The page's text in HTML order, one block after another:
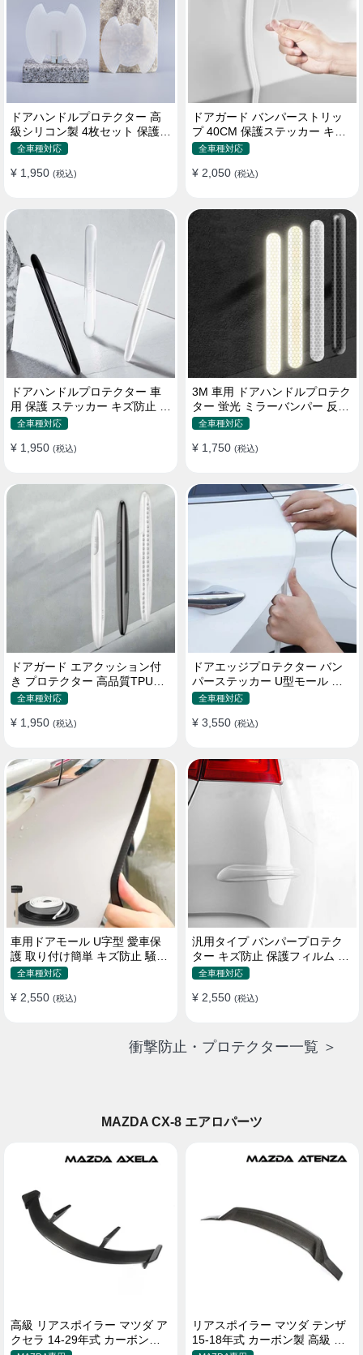
ドアハンドルプロテクター 高
級シリコン製 4枚セット 保護フ
ィルム キズ防止 全車種
全車種対応
¥ 1,950 (税込)
ドアガード バンパーストリッ
プ 40CM 保護ステッカー キズ
防止 プロテクターシール
全車種対応
¥ 2,050 (税込)
ドアハンドルプロテクター 車
用 保護 ステッカー キズ防止 高
品質TPU製 4枚セット
全車種対応
¥ 1,950 (税込)
3M 車用 ドアハンドルプロテク
ター 蛍光 ミラーバンパー 反射
ステッカー 保護フィルム
全車種対応
¥ 1,750 (税込)
ドアガード エアクッション付
き プロテクター 高品質TPU製
キズ防止 取り付け簡単
全車種対応
¥ 1,950 (税込)
ドアエッジプロテクター バン
パーステッカー U型モール キ
ズ防止 取り付け簡単 騒音低減
全車種対応
¥ 3,550 (税込)
車用ドアモール U字型 愛車保
護 取り付け簡単 キズ防止 騒音
低減 5m バンパーストリップ
全車種対応
¥ 2,550 (税込)
汎用タイプ バンパープロテク
ター キズ防止 保護フィルム 取
り付け簡単 フィット感抜群
全車種対応
¥ 2,550 (税込)
衝撃防止・プロテクター一覧 ＞
MAZDA CX-8 エアロパーツ
高級 リアスポイラー マツダ ア
クセラ 14-29年式 カーボンフ
リアスポイラー マツダ テンザ
15-18年式 カーボン製 高級 貼